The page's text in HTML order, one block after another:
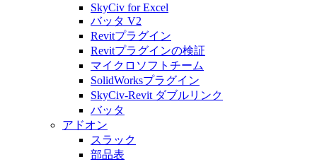
SkyCiv for Excel
バッタ V2
Revitプラグイン
Revitプラグインの検証
マイクロソフトチーム
SolidWorksプラグイン
SkyCiv-Revit ダブルリンク
バッタ
アドオン
スラック
部品表